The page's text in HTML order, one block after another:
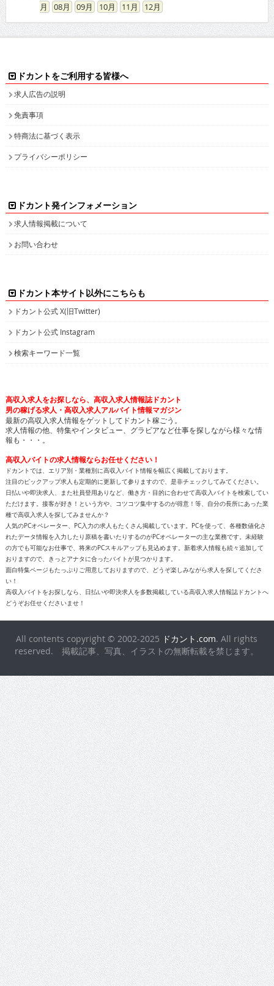
08
09 10 11 12
ドカントをご利用する皆様へ
求人広告の説明
免責事項
特商法に基づく表示
プライバシーポリシー
ドカント発インフォメーション
求人情報掲載について
お問い合わせ
ドカント本サイト以外にこちらも
ドカント公式 X(旧Twitter)
ドカント公式 Instagram
検索キーワード一覧
高収入求人をお探しなら、高収入求人情報誌ドカント
男の稼げる求人・高収入求人アルバイト情報マガジン
最新の高収入求人情報をゲットしてドカント稼ごう。
求人情報の他、特集やインタビュー、グラビアなど仕事を探しながら様々な情
報も・・・。
高収入バイトの求人情報ならお任せください！
ドカントでは、エリア別・業種別に高収入バイト情報を幅広く掲載しております。
注目のピックアップ求人も定期的に更新して参りますので、是非チェックしてみてください。
日払いや即決求人、また社員登用ありなど、働き方・目的に合わせて高収入バイトを検索してい
ただけます。接客が好き！という方や、コツコツ集中するのが得意！等、自分の長所にあった業
種で高収入求人を探してみませんか？
人気のPCオペレーター、PC入力の求人もたくさん掲載しています。PCを使って、各種数値化さ
れたデータ情報を入力したり原稿を書いたりするのがPCオペレーターの主な業務です。未経験
の方でも可能なお仕事で、将来のPCスキルアップも見込めます。新着求人情報も続々追加して
おりますので、きっとアナタに合ったバイトが見つかります。
面白特集ページもたっぷりご用意しておりますので、どうぞ楽しみながら求人を探してくださ
い！
高収入バイトをお探しなら、日払いや即決求人を多数掲載している高収入求人情報誌ドカントへ
どうぞお任せくださいませ！
All contents copyright © 2002-2025 ドカント.com. All rights
reserved. 掲載記事、写真、イラストの無断転載を禁じます。